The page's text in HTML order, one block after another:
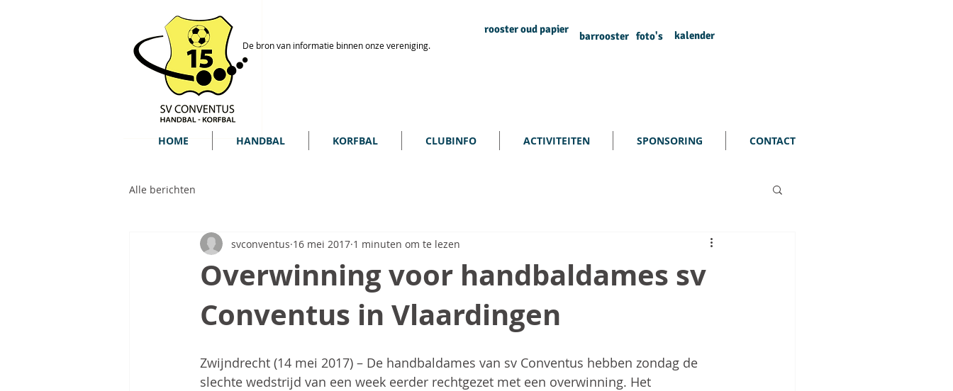
rooster oud papier
barrooster foto's
De bron van informatie binnen onze vereniging.
kalender
HOME HANDBAL KORFBAL CLUBINFO ACTIVITEITEN SPONSORING CONTACT
Alle berichten
Overwinning voor handbaldames sv
Conventus in Vlaardingen
svconventus 16 mei 2017 1 minuten om te lezen
Zwijndrecht (14 mei 2017) – De handbaldames van sv Conventus hebben zondag de
slechte wedstrijd van een week eerder rechtgezet met een overwinning. Het